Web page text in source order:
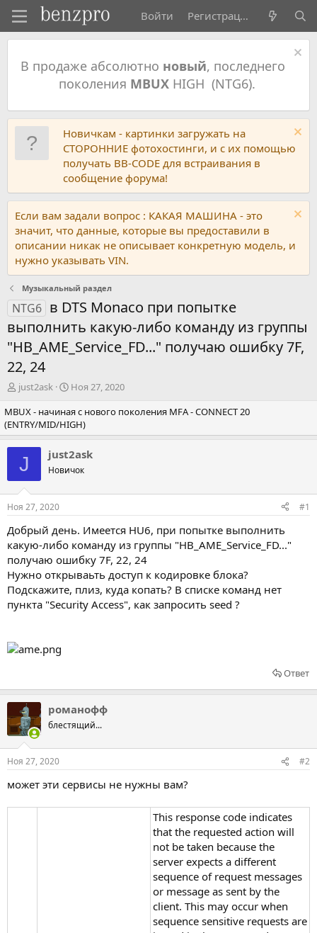
Войти Регистрация
В продаже абсолютно новый, последнего
поколения MBUXHIGH (NTG6).
Новичкам - картинки загружать на
СТОРОННИЕ фотохостинги, и с их помощью
получать BB-CODE для встраивания в
сообщение форума!
Если вам задали вопрос : КАКАЯ МАШИНА - это
значит, что данные, которые вы предоставили в
описании никак не описывает конкретную модель, и
нужно указывать VIN.
Музыкальный раздел
NTG6 в DTS Monaco при попытке
выполнить какую-либо команду из группы
"HB_AME_Service_FD..." получаю ошибку 7F,
22, 24
А
т
о
р
т
м
ы
just2ask
Д
т
а
н
а
ч
а
Ноя 27, 2020
MBUX - начиная с нового поколения MFA - CONNECT 20
(ENTRY/MID/HIGH)
J just2ask
Новичок
Ноя 27, 2020 #1
Добрый день. Имеется HU6, при попытке выполнить
какую-либо команду из группы "HB_AME_Service_FD..."
получаю ошибку 7F, 22, 24
Нужно открываьть доступ к кодировке блока?
Подскажите, плиз, куда копать? В списке команд нет
пункта "Security Access", как запросить seed ?
Ответ
романофф
блестящий...
Ноя 27, 2020 #2
может эти сервисы не нужны вам?
This response code indicates
that the requested action will
not be taken because the
server expects a different
sequence of request messages
or message as sent by the
client. This may occur when
sequence sensitive requests are